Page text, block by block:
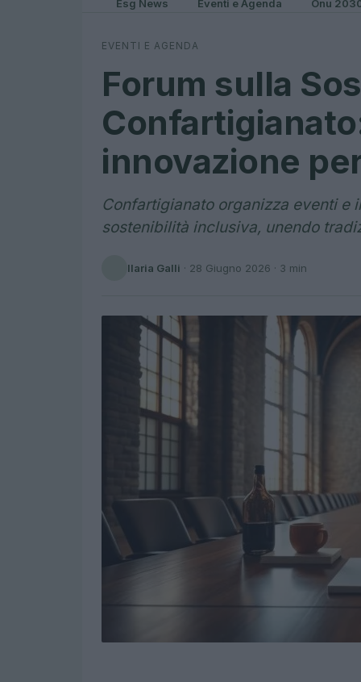
Esg News Eventi e Agenda Onu
EVENTI E AGENDA
Forum sulla
innovazione
Confartigianato organizza eventi e
sostenibilità inclusiva, unendo
Ilaria Galli · 28 Giugno 2026 · 3 min